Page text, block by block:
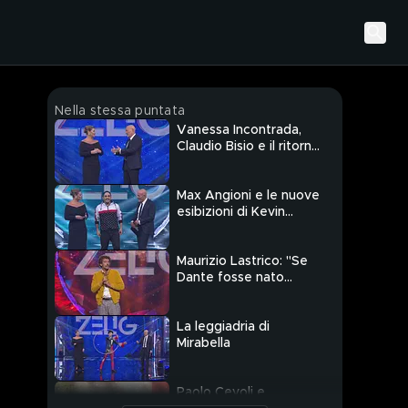
Nella stessa puntata
Vanessa Incontrada,
Claudio Bisio e il ritorno
Max Angioni e le nuove
esibizioni di Kevin
Maurizio Lastrico: "Se
Dante fosse nato
La leggiadria di
Mirabella
Paolo Cevoli e